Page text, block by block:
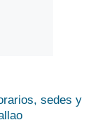
sedes y